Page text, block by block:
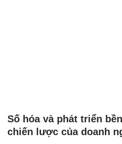
Số hóa và phát triển
chiến lược của doanh